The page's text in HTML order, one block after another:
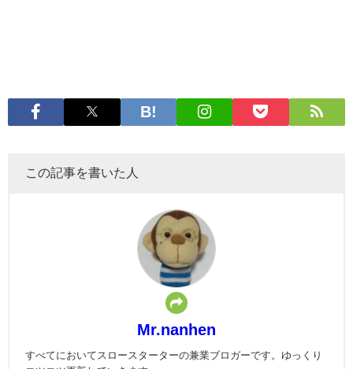
この記事を書いた人
Mr.nanhen
すべてにおいてスロースターターの兼業ブロガーです。ゆっくり